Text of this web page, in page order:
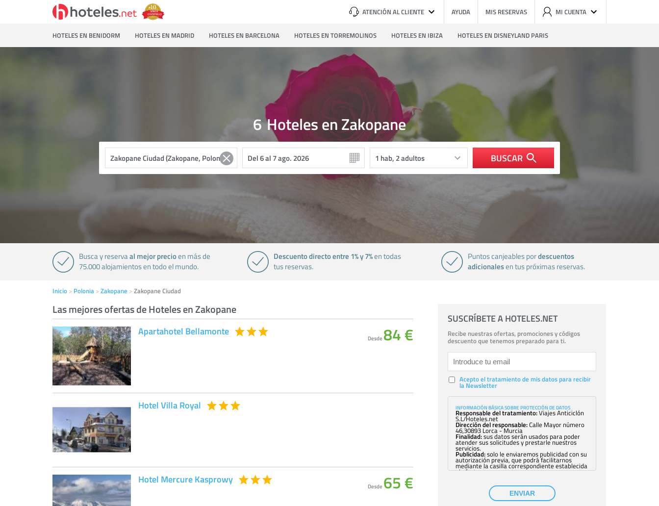
ATENCIÓN AL CLIENTE AYUDA MIS RESERVAS MI CUENTA
HOTELES EN BENIDORM HOTELES EN MADRID HOTELES EN BARCELONA HOTELES EN TORREMOLINOS HOTELES EN IBIZA HOTELES EN DISNEYLAND PARIS
Hoteles en Zakopane
6
BUSCAR
Busca y reservaal mejor precioen más de
75.000 alojamientos en todo el mundo.
Descuento directo entre 1% y 7%en todas
tus reservas.
Puntos canjeables pordescuentos
adicionalesen tus próximas reservas.
Inicio Polonia Zakopane Zakopane Ciudad
Las mejores ofertas de Hoteles en Zakopane
Apartahotel Bellamonte
Desde 84 €
Hotel Villa Royal
Hotel Mercure Kasprowy
Desde 65 €
SUSCRÍBETE A HOTELES.NET
Recibe nuestras ofertas, promociones y códigos
descuento que tenemos preparado para ti.
Acepto el tratamiento de mis datos para recibir
la Newsletter
INFORMACIÓN BÁSICA SOBRE PROTECCIÓN DE DATOS
Responsable del tratamiento:Viajes Anticiclón
S.L/Hoteles.net
Dirección del responsable:Calle Mayor número
46,30893 Lorca - Murcia
Finalidad:sus datos serán usados para poder
atender sus solicitudes y prestarle nuestros
servicios.
Publicidad:solo le enviaremos publicidad con su
autorización previa, que podrá facilitarnos
mediante la casilla correspondiente establecida
al efecto.
con su consentimiento previo, que podrá
facilitarnos mediante la casilla correspondiente
establecida al efecto.
Destinatarios:con carácter general, sólo el
ENVIAR